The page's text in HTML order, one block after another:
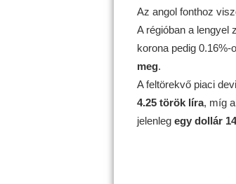
Az angol fonthoz
A régióban a lengyel
korona pedig 0.16%-
meg.
A feltörekvő piaci
4.25 török líra, míg
jelenleg egy dollár